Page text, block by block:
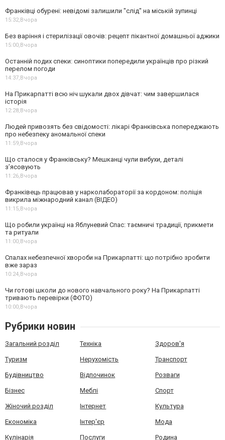
Франківці обурені: невідомі залишили "слід" на міській зупинці
15:32, Вчора
Без варіння і стерилізації овочів: рецепт пікантної домашньої аджики
15:00, Вчора
Останній подих спеки: синоптики попередили українців про різкий
перелом погоди
14:37, Вчора
На Прикарпатті всю ніч шукали двох дівчат: чим завершилася
історія
12:28, Вчора
Людей привозять без свідомості: лікарі Франківська попереджають
про небезпеку аномальної спеки
11:59, Вчора
Що сталося у Франківську? Мешканці чули вибухи, деталі
з’ясовують
11:26, Вчора
Франківець працював у нарколабораторії за кордоном: поліція
викрила міжнародний канал (ВІДЕО)
11:15, Вчора
Що робили українці на Яблуневий Спас: таємничі традиції, прикмети
та ритуали
11:00, Вчора
Спалах небезпечної хвороби на Прикарпатті: що потрібно зробити
вже зараз
10:24, Вчора
Чи готові школи до нового навчального року? На Прикарпатті
тривають перевірки (ФОТО)
10:00, Вчора
Рубрики новин
Загальний розділ Техніка Здоров'я
Туризм Нерухомість Транспорт
Будівництво Відпочинок Розваги
Бізнес Меблі Спорт
Жіночий розділ Інтернет Культура
Економіка Інтер'єр Мода
Кулінарія Послуги Родина